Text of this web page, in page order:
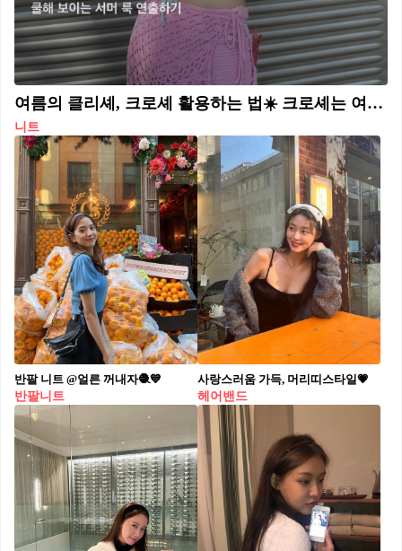
여름의 클리셰, 크로셰 활용하는 법☀️ 크로셰는 여름마다 돌아오는 제철 아이템 중 하나죠. 크로셰는 코바늘로 짜인 니트를 일컫는 말로 마치 할머니가 떠준 니트처럼 따뜻하고 빈티지한 무드를 풍기는데요. 여름에는 너무 두꺼운 소재나 답답한 느낌의 실루엣은 더워서 못 입는 만큼 더욱 크로셰 스타일링은 계절감을 돋보이게 합니다. 남은 여름, 크로셰를 소화하는 방법을 주목해 보세요!🏖️ 헤어밴드 심심한 데일리룩에 간편하게 활용할 수 있는 좋은 크로셰 헤어밴드. 카리나가 착용한 프라다 헤어밴드는 상단에 메탈 트라이앵글 로고 장식이 달려있어 더욱 포인트가 된다. 베스트 크로셰 여름 니트 베스트는 단독으로 입어 바캉스 느낌을 돋보이게 하기도 좋고, 일상에서는 사진 속 이주빈처럼 티셔츠부터 브라렛 등 다양한 이너와 함께 레이어드하기 쉽다. 가방 크로셰 아이템 입문으로 시작하기 좋은 크로셰 가방. 일반 가죽 가방보다 무게감이 훨씬 가벼워 메고 다니기에 부담이 없고, 특히 휴양지를 방문할 때 포인트로 들기 좋다. 원피스 원피스라 단벌로 코디를 완성할 수 있어 간편하고, 정교한 크로셰 원피스로 페미닌한 분위기에 빈티지한 매력까지 얹을 수 있다. 비침이 걱정이라면 이너로 티셔츠를 겹쳐 입으면 된다. 뷔스티에 뷔스티에와 크로셰의 만남. 티셔츠나 원피스와 매치하는 것도 잘 어울리지만, 단독으로 입으면 더욱 시원하고 스타일리시한 느낌을 낼 수 있다. 민하처럼 러블리한 레이스가 더해진 뷔스티에를 착용하면 더욱 사랑스러운 룩을 완성할 수 있다. 버킷햇 크로셰 모자는 어떤 룩에 얹더라도 포인트가 되어준다. 볼캡은 지루하고 일반 버킷햇은 답답할 때 크로셰 버킷햇을 활용해 보자. 특히 컬러풀한 크로셰 버킷햇은 서머룩의 경쾌한 무드를 한층 높여준다. 가디건 레이스 패턴이 돋보이는 화이트 반소매 가디건을 선택한 조이. 슬리브리스를 단독으로 입기 부담스러울 때 입기 좋다. 조이처럼 빈티지 감성을 더욱 담고 싶다면 빈티지 패턴이 들어간 하의와 함께 매치하면 된다.
니트
반팔 니트 @얼른 꺼내자🧶💙
반팔니트
사랑스러움 가득, 머리띠스타일💗
헤어밴드